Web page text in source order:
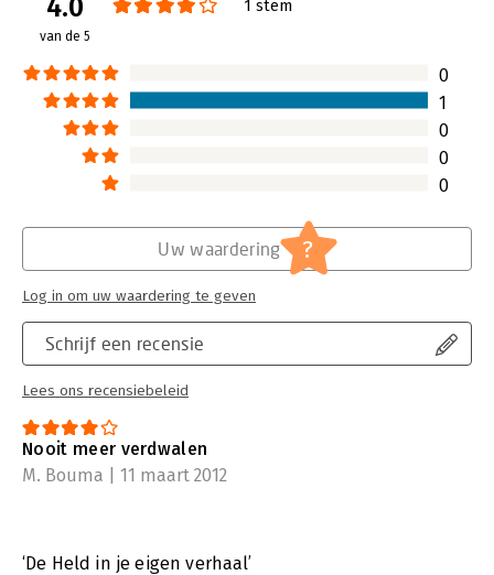
4.0
van de 5
1 stem
0
1
0
0
0
Schrijf een recensie
Lees ons recensiebeleid
Uw waardering ?
Log in om uw waardering te geven
Nooit meer verdwalen
M. Bouma | 11 maart 2012
‘De Held in je eigen verhaal’